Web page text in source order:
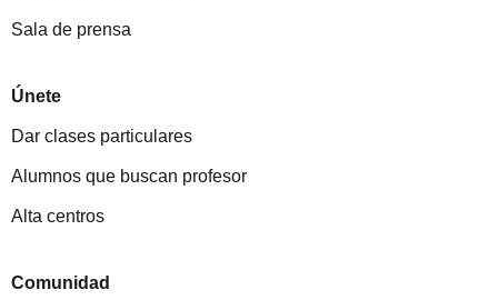
Sala de prensa
Únete
Dar clases particulares
Alumnos que buscan profesor
Alta centros
Comunidad